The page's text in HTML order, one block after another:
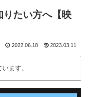
りたい方へ【映
2022.06.18 2023.03.11
ます。